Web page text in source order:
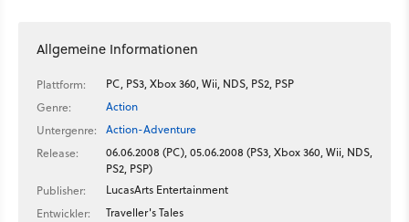
Allgemeine Informationen
Plattform:
PC, PS3, Xbox 360, Wii, NDS, PS2, PSP
Genre:
Action
Untergenre:
Action-Adventure
Release:
06.06.2008 (PC), 05.06.2008 (PS3, Xbox 360, Wii, NDS,
PS2, PSP)
Publisher:
LucasArts Entertainment
Entwickler:
Traveller's Tales